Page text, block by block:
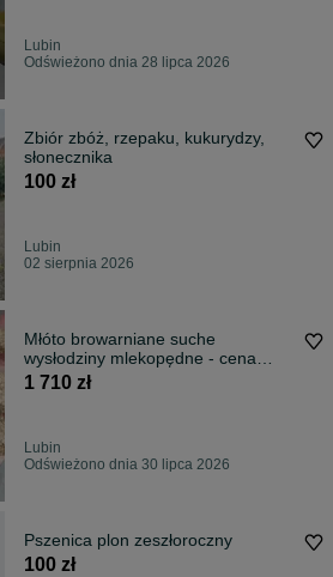
Lubin
Odświeżono dnia 28 lipca 2026
Zbiór zbóż, rzepaku, kukurydzy,
słonecznika
100 zł
Lubin
02 sierpnia 2026
Młóto browarniane suche
wysłodziny mlekopędne - cena
brutto z dostawą!
1 710 zł
Lubin
Odświeżono dnia 30 lipca 2026
Pszenica plon zeszłoroczny
100 zł